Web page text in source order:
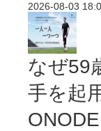
2026-08-03
なぜ59
手を起